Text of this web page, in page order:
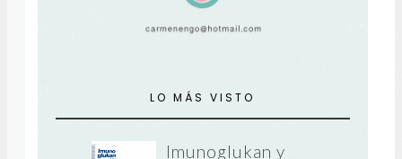
LO MÁS VISTO
Imunoglukan y